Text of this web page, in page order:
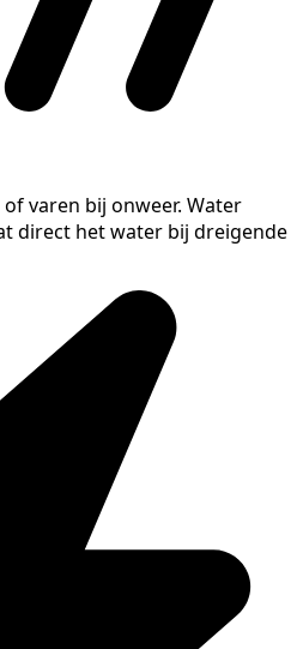
varen bij onweer. Water
direct het water bij dreigende